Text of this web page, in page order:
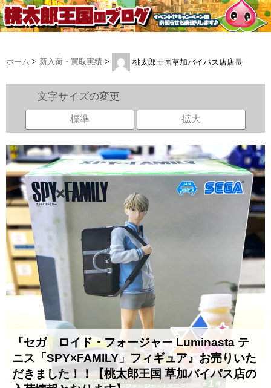
ホーム > 新入荷・買取実績 > 桃太郎王国草加バイパス店店長
文字サイズの変更
標準 拡大
『セガ ロイド・フォージャー Luminasta テ
ニス「SPY×FAMILY」フィギュア』お売りいた
だきました！！【桃太郎王国 草加バイパス店の